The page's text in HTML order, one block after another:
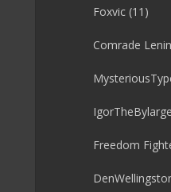
Foxvic (11)
Comrade Lenin
IgorTheBylarge
Freedom